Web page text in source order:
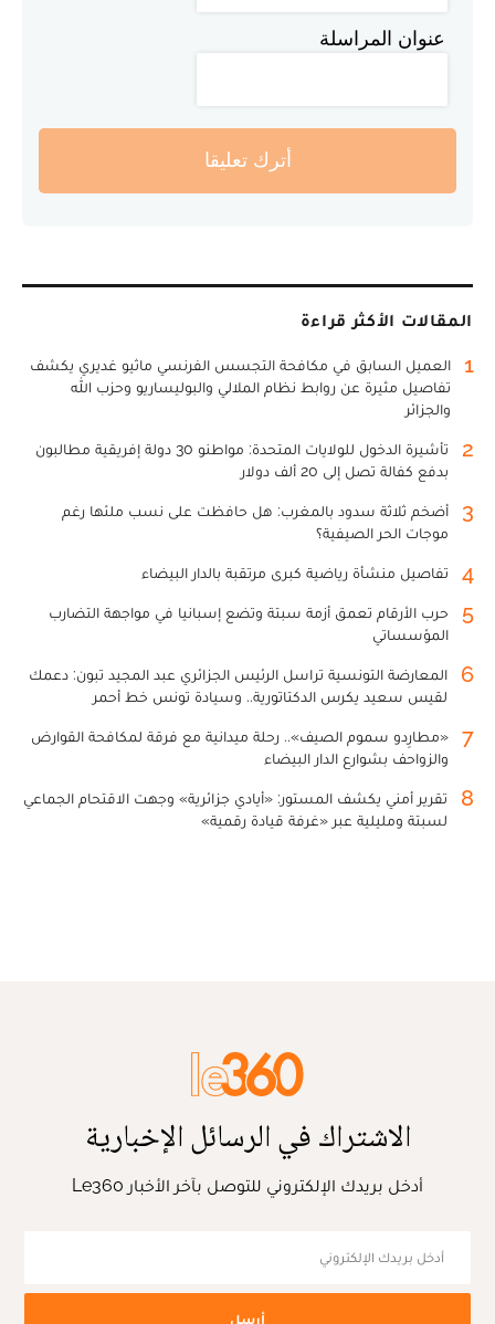
عنوان المراسلة
أترك تعليقا
المقالات الأكثر قراءة
1
العميل السابق في مكافحة التجسس الفرنسي ماثيو غديري يكشف
تفاصيل مثيرة عن روابط نظام الملالي والبوليساريو وحزب الله
والجزائر
2
تأشيرة الدخول للولايات المتحدة: مواطنو 30 دولة إفريقية مطالبون
بدفع كفالة تصل إلى 20 ألف دولار
3
أضخم ثلاثة سدود بالمغرب: هل حافظت على نسب ملئها رغم
موجات الحر الصيفية؟
4 تفاصيل منشأة رياضية كبرى مرتقبة بالدار البيضاء
5
حرب الأرقام تعمق أزمة سبتة وتضع إسبانيا في مواجهة التضارب
المؤسساتي
6
المعارضة التونسية تراسل الرئيس الجزائري عبد المجيد تبون: دعمك
لقيس سعيد يكرس الدكتاتورية.. وسيادة تونس خط أحمر
7
«مطارِدو سموم الصيف».. رحلة ميدانية مع فرقة لمكافحة القوارض
والزواحف بشوارع الدار البيضاء
8
تقرير أمني يكشف المستور: «أيادي جزائرية» وجهت الاقتحام الجماعي
لسبتة ومليلية عبر «غرفة قيادة رقمية»
الاشتراك في الرسائل الإخبارية
أدخل بريدك الإلكتروني للتوصل بآخر الأخبار Le360
أرسل